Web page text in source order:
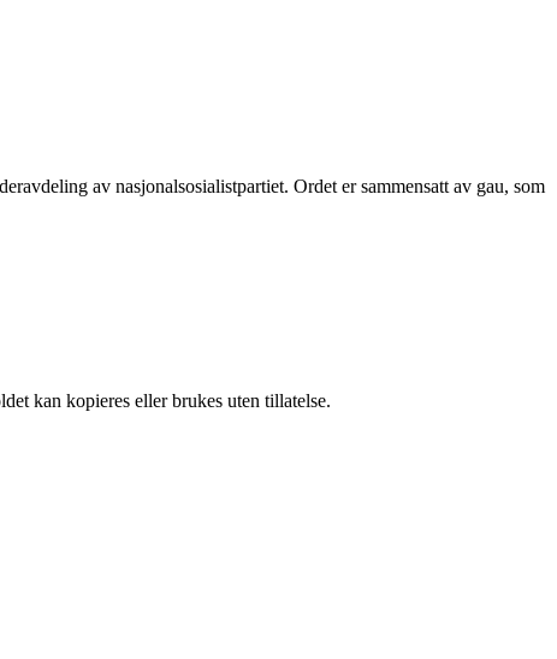
av nasjonalsosialistpartiet. Ordet er sammensatt av gau, som
kan kopieres eller brukes uten tillatelse.